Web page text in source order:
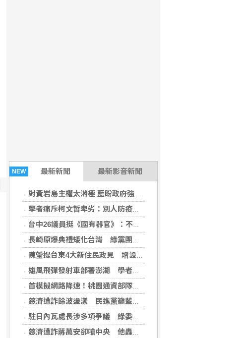
NEW 最新新聞 最新影音新聞
對黃岩島主權太消極 藍盼政府強力表態
學者痛斥柯文哲卑劣：別人防疫、你在貪污
台中26議員挺《國有器官》：不能叫人閉嘴
長崎原爆典禮矮化台灣 綠黨團批非常不禮貌
陳瑩提台東4大新住民政見 增設服務據點、推參與式預算
雄風飛彈發射車部署澎湖 學者：強化反艦作戰能力
首模擬網路降速！桃園通資部隊夜間搶修光纖
慈濟遭詐餘波盪漾 民進黨籲藍白為「擋疫苗」指控道歉
駐日內瓦處長涉多項爭議 綠委促外交部徹查嚴辦
慈濟遭詐蔣萬安卻嗆中央 他轟：神鬼都是你